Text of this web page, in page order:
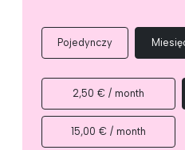
Pojedynczy
2,50 € / month
15,00 € / month